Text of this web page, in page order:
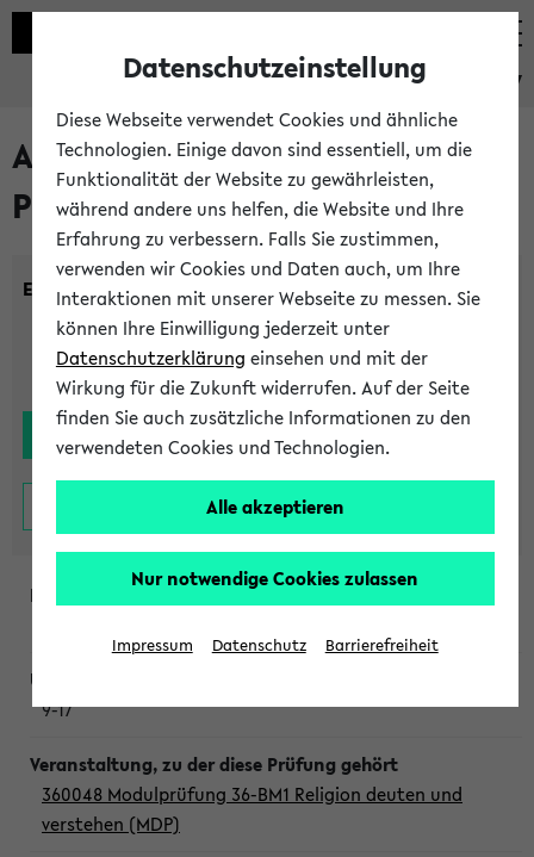
eKVV
Alle noch stattfindenden
Prüfungen
Einrichtung:
9-17
360048 Modulprüfung 36-BM1 Religion deuten und
verstehen (MDP)
Datenschutzeinstellung
Diese Webseite verwendet Cookies und ähnliche
Technologien. Einige davon sind essentiell, um die
Funktionalität der Website zu gewährleisten,
während andere uns helfen, die Website und Ihre
Erfahrung zu verbessern. Falls Sie zustimmen,
verwenden wir Cookies und Daten auch, um Ihre
Interaktionen mit unserer Webseite zu messen. Sie
können Ihre Einwilligung jederzeit unter
Datenschutzerklärung einsehen und mit der
Wirkung für die Zukunft widerrufen. Auf der Seite
finden Sie auch zusätzliche Informationen zu den
verwendeten Cookies und Technologien.
Alle akzeptieren
Nur notwendige Cookies zulassen
Impressum Datenschutz Barrierefreiheit